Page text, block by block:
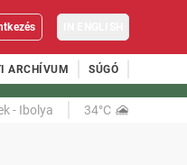
ARCHÍVUM SÚGÓ
- Ibolya 34°C